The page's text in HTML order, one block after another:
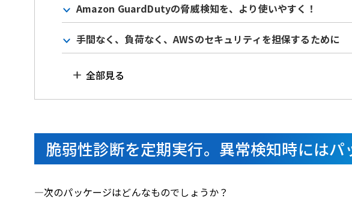
Amazon GuardDutyの脅威検知を、より使いやすく！
手間なく、負荷なく、AWSのセキュリティを担保するために
全部見る
脆弱性診断を定期実行。異常検知時にはパ
—次のパッケージはどんなものでしょうか？